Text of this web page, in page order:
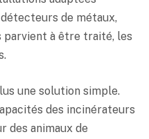
de métaux,
parvient à être traité, les
une solution simple.
des incinérateurs
des animaux de